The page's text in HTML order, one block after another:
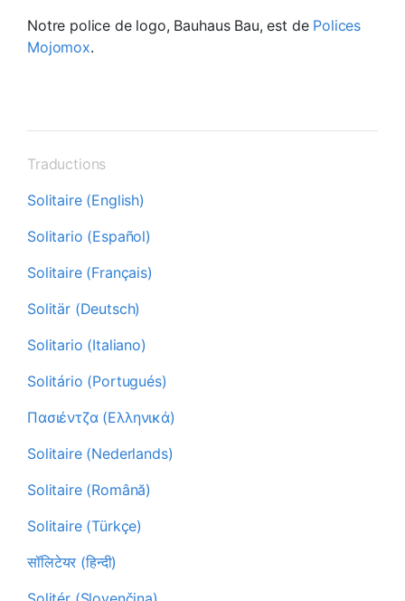
Notre police de logo, Bauhaus Bau, est de Polices
Mojomox.
Traductions
Solitaire (English)
Solitario (Español)
Solitaire (Français)
Solitär (Deutsch)
Solitario (Italiano)
Solitário (Portugués)
Πασιέντζα (Ελληνικά)
Solitaire (Nederlands)
Solitaire (Română)
Solitaire (Türkçe)
सॉलिटेयर (हिन्दी)